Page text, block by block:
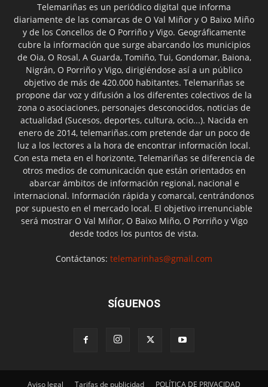
Telemariñas es un periódico digital que informa
diariamente de las comarcas de O Val Miñor y O Baixo Miño
y de los Concellos de O Porriño y Vigo. Geográficamente
cubre la información que surge abarcando los municipios
de Oia, O Rosal, A Guarda, Tomiño, Tui, Gondomar, Baiona,
Nigrán, O Porriño y Vigo, dirigiéndose así a un público
objetivo de más de 420.000 habitantes. Telemariñas se
propone dar voz y difusión a los diferentes colectivos de la
zona o asociaciones, personajes desconocidos, noticias de
actualidad (Sucesos, deportes, cultura, ocio...). Nacida en
enero de 2014, telemariñas.com pretende dar un poco de
luz a los lectores a la hora de encontrar información local.
Con esta meta en el horizonte, Telemariñas se diferencia de
otros medios de comunicación que están orientados en
abarcar ámbitos de información regional, nacional e
internacional. Información rápida y comarcal, centrándonos
por supuesto en el mercado local. El objetivo irrenunciable
será mostrar O Val Miñor, O Baixo Miño, O Porriño y Vigo
desde todos los puntos de vista.
Contáctanos: telemarinhas@gmail.com
SÍGUENOS
Aviso legal Tarifas de publicidad POLÍTICA DE PRIVACIDAD